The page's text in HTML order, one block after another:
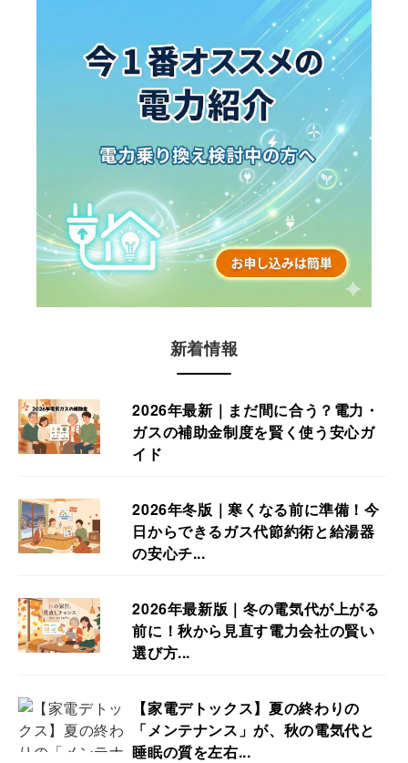
新着情報
2026年最新｜まだ間に合う？電力・
ガスの補助金制度を賢く使う安心ガ
イド
2026年冬版｜寒くなる前に準備！今
日からできるガス代節約術と給湯器
の安心チ...
2026年最新版｜冬の電気代が上がる
前に！秋から見直す電力会社の賢い
選び方...
【家電デトックス】夏の終わりの
「メンテナンス」が、秋の電気代と
睡眠の質を左右...